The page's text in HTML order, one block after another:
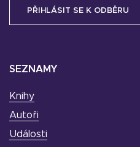
SEZNAMY
Knihy
Autoři
Události